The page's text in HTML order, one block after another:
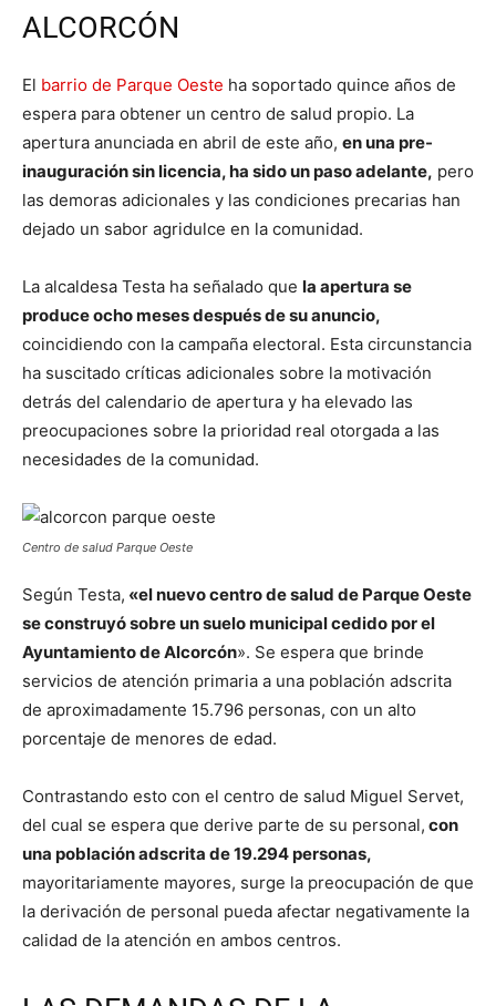
ALCORCÓN
El barrio de Parque Oeste ha soportado quince años de
espera para obtener un centro de salud propio. La
apertura anunciada en abril de este año, en una pre-
inauguración sin licencia, ha sido un paso adelante, pero
las demoras adicionales y las condiciones precarias han
dejado un sabor agridulce en la comunidad.
La alcaldesa Testa ha señalado que la apertura se
produce ocho meses después de su anuncio,
coincidiendo con la campaña electoral. Esta circunstancia
ha suscitado críticas adicionales sobre la motivación
detrás del calendario de apertura y ha elevado las
preocupaciones sobre la prioridad real otorgada a las
necesidades de la comunidad.
Centro de salud Parque Oeste
Según Testa, «el nuevo centro de salud de Parque Oeste
se construyó sobre un suelo municipal cedido por el
Ayuntamiento de Alcorcón». Se espera que brinde
servicios de atención primaria a una población adscrita
de aproximadamente 15.796 personas, con un alto
porcentaje de menores de edad.
Contrastando esto con el centro de salud Miguel Servet,
del cual se espera que derive parte de su personal, con
una población adscrita de 19.294 personas,
mayoritariamente mayores, surge la preocupación de que
la derivación de personal pueda afectar negativamente la
calidad de la atención en ambos centros.